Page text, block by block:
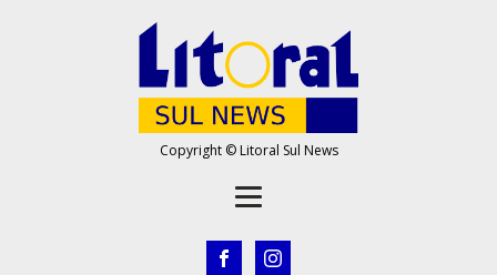
Copyright © Litoral Sul News